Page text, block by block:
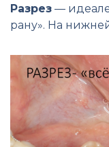
Разрез —
рану». На